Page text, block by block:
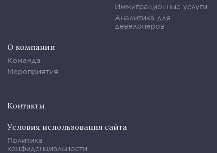
Иммиграционные услуги
Аналитика для
девелоперов
О компании
Команда
Мероприятия
Контакты
Условия использования сайта
Политика
конфиденциальности